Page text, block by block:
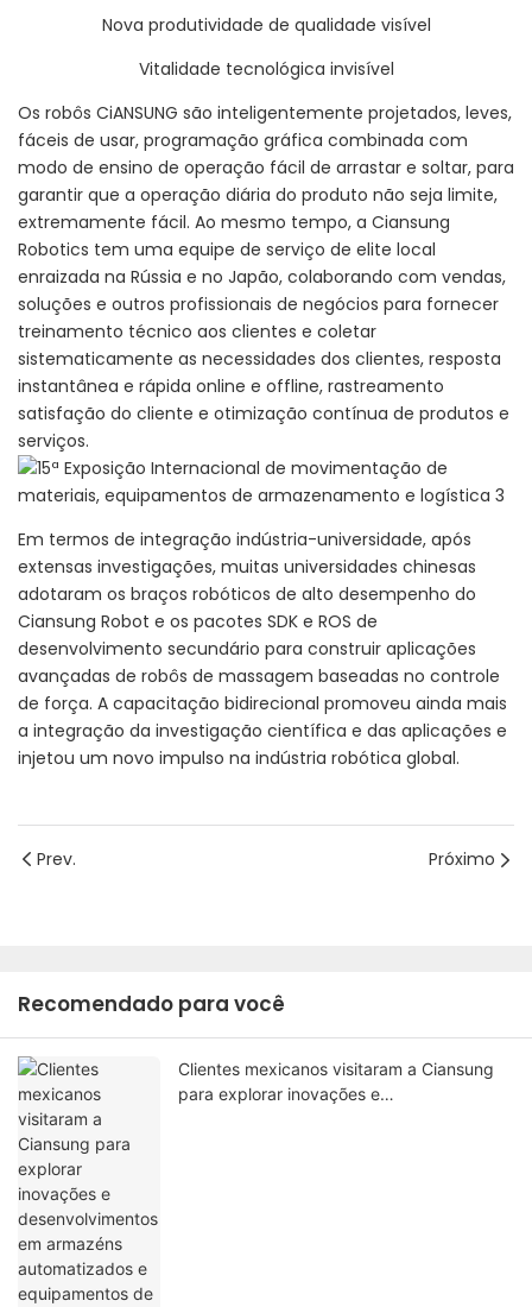
Nova produtividade de qualidade visível
Vitalidade tecnológica invisível
Os robôs CiANSUNG são inteligentemente projetados, leves,
fáceis de usar, programação gráfica combinada com
modo de ensino de operação fácil de arrastar e soltar, para
garantir que a operação diária do produto não seja limite,
extremamente fácil. Ao mesmo tempo, a Ciansung
Robotics tem uma equipe de serviço de elite local
enraizada na Rússia e no Japão, colaborando com vendas,
soluções e outros profissionais de negócios para fornecer
treinamento técnico aos clientes e coletar
sistematicamente as necessidades dos clientes, resposta
instantânea e rápida online e offline, rastreamento
satisfação do cliente e otimização contínua de produtos e
serviços.
Em termos de integração indústria-universidade, após
extensas investigações, muitas universidades chinesas
adotaram os braços robóticos de alto desempenho do
Ciansung Robot e os pacotes SDK e ROS de
desenvolvimento secundário para construir aplicações
avançadas de robôs de massagem baseadas no controle
de força. A capacitação bidirecional promoveu ainda mais
a integração da investigação científica e das aplicações e
injetou um novo impulso na indústria robótica global.
Prev. Próximo
Recomendado para você
Clientes mexicanos visitaram a Ciansung
para explorar inovações e